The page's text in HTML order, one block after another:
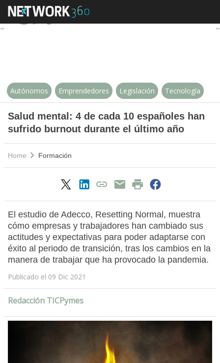
Salud mental: 4 de cada 10
Autónomos Emprendedores Legislación Tecnología
Salud mental: 4 de cada 10 españoles han
sufrido burnout durante el último año
Home Formación
El estudio de Adecco, Resetting Normal, muestra
cómo empresas y trabajadores han cambiado sus
actitudes y expectativas para poder adaptarse con
éxito al periodo de transición, tras los cambios en la
manera de trabajar que ha provocado la pandemia.
Publicado el 09 Dic 2021
Redacción TICPymes